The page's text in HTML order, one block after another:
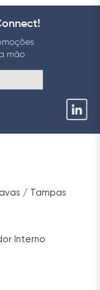
mão
/ Tampas
Interno